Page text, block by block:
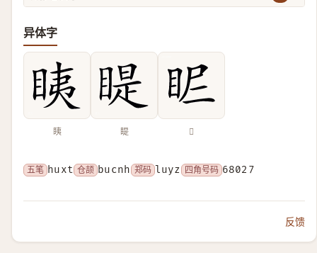
异体字
眱 睼 𥄿
五笔 huxt 仓颉 bucnh 郑码 luyz 四角号码 68027
反馈